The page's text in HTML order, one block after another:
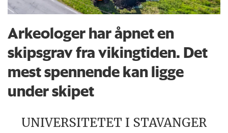
Arkeologer har åpnet en
skipsgrav fra vikingtiden. Det
mest spennende kan ligge
under skipet
UNIVERSITETET I STAVANGER